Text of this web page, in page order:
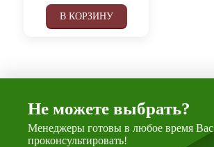
В КОРЗИНУ
Не можете выбрать?
Менеджеры готовы в любое время Вас
проконсультировать!